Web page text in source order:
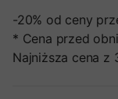
-20% od ceny
* Cena przed
Najniższa cena z